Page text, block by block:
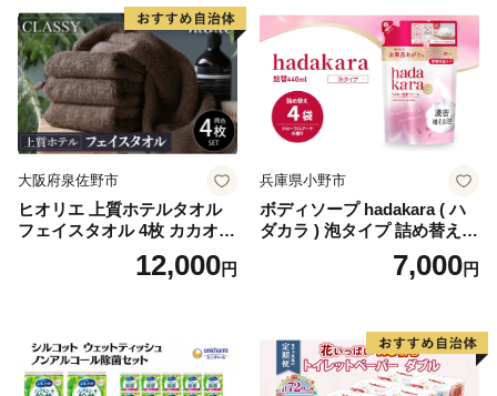
蓄 防災 エコ 消耗品 生活雑貨
生活用品 無香料 トイレット
ペーパー ダブル といれっと
ぺーぱー トイレ クレシア ト
イレットペーパー [BDBH002
-1]
大阪府泉佐野市
ヒオリエ 上質ホテルタオル
フェイスタオル 4枚 カカオ
【タオル 泉州タオル 吸水 普
段使い 無地 シンプル 日用品
12,000円
兵庫県小野市
ボディソープ hadakara ( ハ
ダカラ ) 泡タイプ 詰め替え 4
40ml×4袋 ボディーソープ 泡
ボディソープ 泡 日用品 消耗
泡石鹸 石鹸 兵庫 兵庫県 小野
7,000円